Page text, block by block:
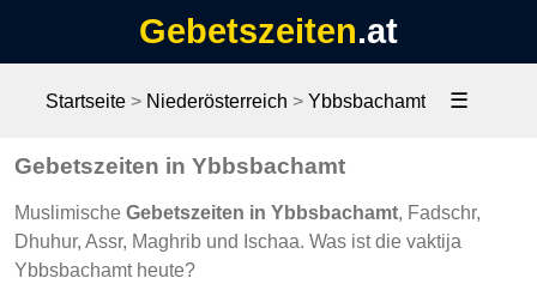
Gebetszeiten.at
Startseite> Niederösterreich > Ybbsbachamt ☰
Gebetszeiten in Ybbsbachamt
Muslimische Gebetszeiten in Ybbsbachamt, Fadschr,
Dhuhur, Assr, Maghrib und Ischaa. Was ist die vaktija
Ybbsbachamt heute?